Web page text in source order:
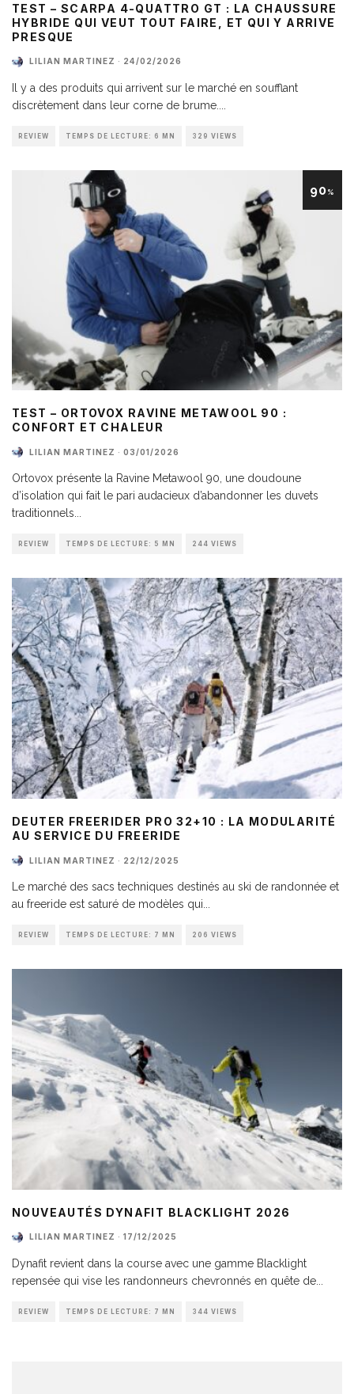
TEST – SCARPA 4-QUATTRO GT : LA CHAUSSURE
HYBRIDE QUI VEUT TOUT FAIRE, ET QUI Y ARRIVE
PRESQUE
LILIAN MARTINEZ · 24/02/2026
Il y a des produits qui arrivent sur le marché en soufflant
discrètement dans leur corne de brume.
REVIEW TEMPS DE LECTURE: 6 MN 329 VIEWS
90%
TEST – ORTOVOX RAVINE METAWOOL 90 :
CONFORT ET CHALEUR
LILIAN MARTINEZ · 03/01/2026
Ortovox présente la Ravine Metawool 90, une doudoune
d’isolation qui fait le pari audacieux d’abandonner les duvets
traditionnels...
REVIEW TEMPS DE LECTURE: 5 MN 244 VIEWS
DEUTER FREERIDER PRO 32+10 : LA MODULARITÉ
AU SERVICE DU FREERIDE
LILIAN MARTINEZ · 22/12/2025
Le marché des sacs techniques destinés au ski de randonnée et
au freeride est saturé de modèles qui
REVIEW TEMPS DE LECTURE: 7 MN 206 VIEWS
NOUVEAUTÉS DYNAFIT BLACKLIGHT 2026
LILIAN MARTINEZ · 17/12/2025
Dynafit revient dans la course avec une gamme Blacklight
repensée qui vise les randonneurs chevronnés en quête de
REVIEW TEMPS DE LECTURE: 7 MN 344 VIEWS